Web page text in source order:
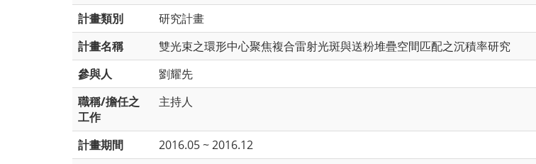
計畫類別
研究計畫
計畫名稱
雙光束之環形中心聚焦複合雷射光斑與送粉堆疊空間匹配之沉積率研究
參與人
劉耀先
職稱/擔任之
工作
主持人
計畫期間
2016.05 ~ 2016.12